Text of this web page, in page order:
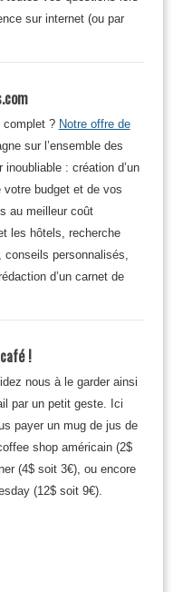
sur internet (ou par
complet ? Notre offre de
sur l’ensemble des
inoubliable : création d’un
budget et de vos
au meilleur coût
les hôtels, recherche
personnalisés,
d’un carnet de
!
nous à le garder ainsi
par un petit geste. Ici
payer un mug de jus de
shop américain (2$
(4$ soit 3€), ou encore
(12$ soit 9€).